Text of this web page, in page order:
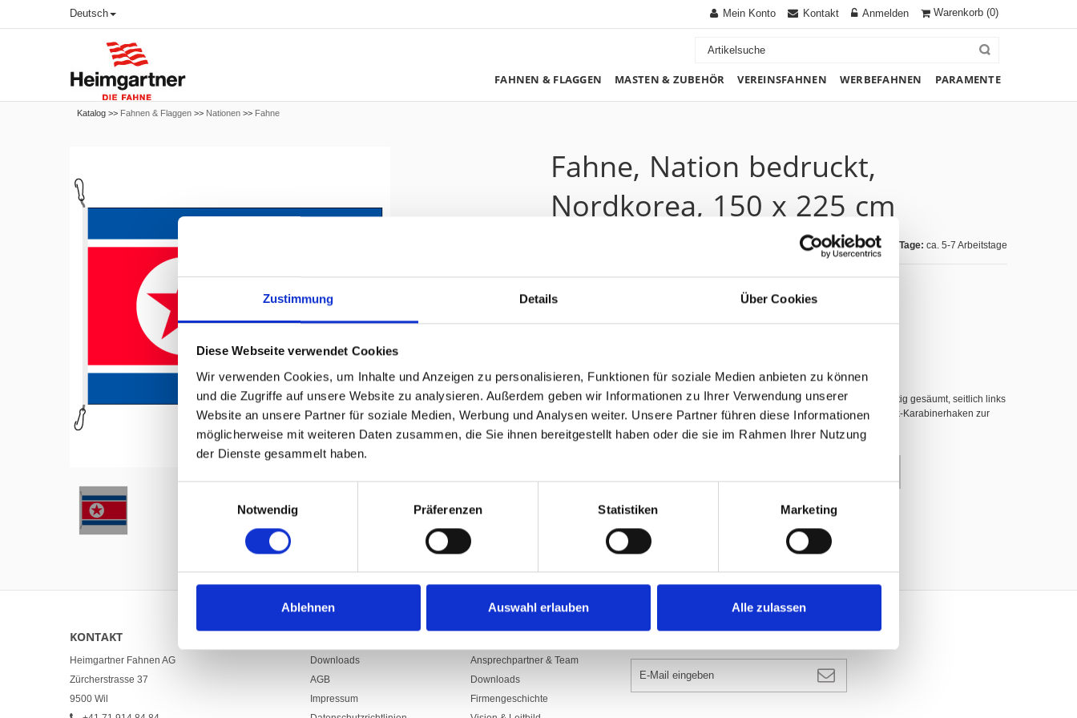
Zustimmung Details Über Cookies
Diese Webseite verwendet Cookies
Wir verwenden Cookies, um Inhalte und Anzeigen zu personalisieren, Funktionen für soziale Medien anbieten zu können
und die Zugriffe auf unsere Website zu analysieren. Außerdem geben wir Informationen zu Ihrer Verwendung unserer
Website an unsere Partner für soziale Medien, Werbung und Analysen weiter. Unsere Partner führen diese Informationen
möglicherweise mit weiteren Daten zusammen, die Sie ihnen bereitgestellt haben oder die sie im Rahmen Ihrer Nutzung
der Dienste gesammelt haben.
Notwendig
Präferenzen Statistiken Marketing
Ablehnen Auswahl erlauben Alle zulassen
Deutsch Warenkorb (0)
Mein Konto Kontakt Anmelden
FAHNEN & FLAGGEN MASTEN & ZUBEHÖR VEREINSFAHNEN WERBEFAHNEN PARAMENTE
Katalog >> Fahnen & Flaggen >> Nationen >> Fahne
Hover to zoom
Fahne, Nation bedruckt,
Nordkorea, 150 x 225 cm
Lieferzeit Tage: ca. 5-7 Arbeitstage
190.90 CHF
Art.Nr: A001135
1300.SDS150PRK
Aus Polyesterstoff 160/165 gr./m2​, schwer entflammbar nach DIN 4102 B1, 3-seitig gesäumt, seitlich links
mit Gurte, Seil und rostfreien Karabinerhaken (INOX), dazwischen weisse Plastik-Karabinerhaken zur
Seilführung, Rückseite Spiegelbild.
KONTAKT
Heimgartner Fahnen AG
Zürcherstrasse 37
9500 Wil
LINKS
Downloads
AGB
Impressum
UNTERNEHMEN
Ansprechpartner & Team
Downloads
Firmengeschichte
NEWSLETTER ANMELDEN